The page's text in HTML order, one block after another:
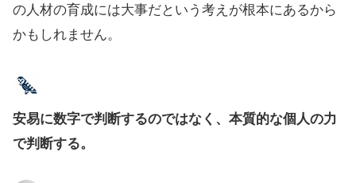
の人材の育成には大事だという考えが根本にあるから
かもしれません。
安易に数字で判断するのではなく、本質的な個人の力
で判断する。